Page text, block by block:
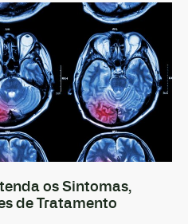
os Sintomas,
de Tratamento